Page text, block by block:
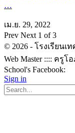
…
เม.ย. 29, 2022
Prev Next 1 of 3
© 2026 - โรงเรียนเ
Web Master :::: ครู
School's Facebook:
Sign in